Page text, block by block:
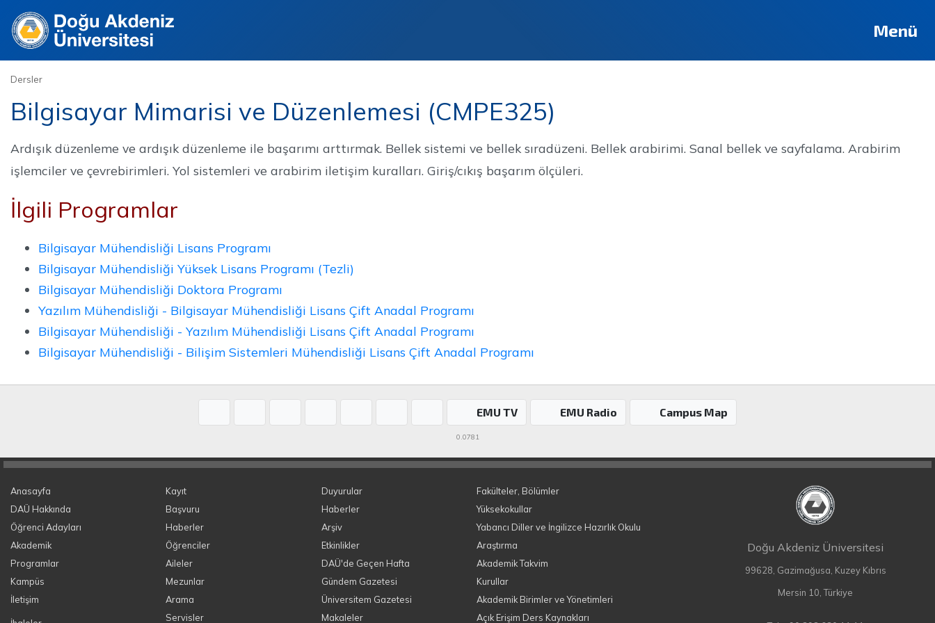
Menü
Dersler
Bilgisayar Mimarisi ve Düzenlemesi (CMPE325)
Ardışık düzenleme ve ardışık düzenleme ile başarımı arttırmak. Bellek sistemi ve bellek sıradüzeni. Bellek arabirimi. Sanal bellek ve sayfalama. Arabirim
işlemciler ve çevrebirimleri. Yol sistemleri ve arabirim iletişim kuralları. Giriş/cıkış başarım ölçüleri.
İlgili Programlar
Bilgisayar Mühendisliği Lisans Programı
Bilgisayar Mühendisliği Yüksek Lisans Programı (Tezli)
Bilgisayar Mühendisliği Doktora Programı
Yazılım Mühendisliği - Bilgisayar Mühendisliği Lisans Çift Anadal Programı
Bilgisayar Mühendisliği - Yazılım Mühendisliği Lisans Çift Anadal Programı
Bilgisayar Mühendisliği - Bilişim Sistemleri Mühendisliği Lisans Çift Anadal Programı
EMU TV EMU Radio Campus Map
0.0781
Anasayfa
DAÜ Hakkında
Öğrenci Adayları
Akademik
Programlar
Kampüs
İletişim
Kayıt
Başvuru
Haberler
Öğrenciler
Aileler
Mezunlar
Arama
Servisler
Duyurular
Haberler
Arşiv
Etkinlikler
DAÜ'de Geçen Hafta
Gündem Gazetesi
Üniversitem Gazetesi
Makaleler
Fakülteler, Bölümler
Yüksekokullar
Yabancı Diller ve İngilizce Hazırlık Okulu
Araştırma
Akademik Takvim
Kurullar
Akademik Birimler ve Yönetimleri
Açık Erişim Ders Kaynakları
Doğu Akdeniz Üniversitesi
99628, Gazimağusa, Kuzey Kıbrıs
Mersin 10, Türkiye